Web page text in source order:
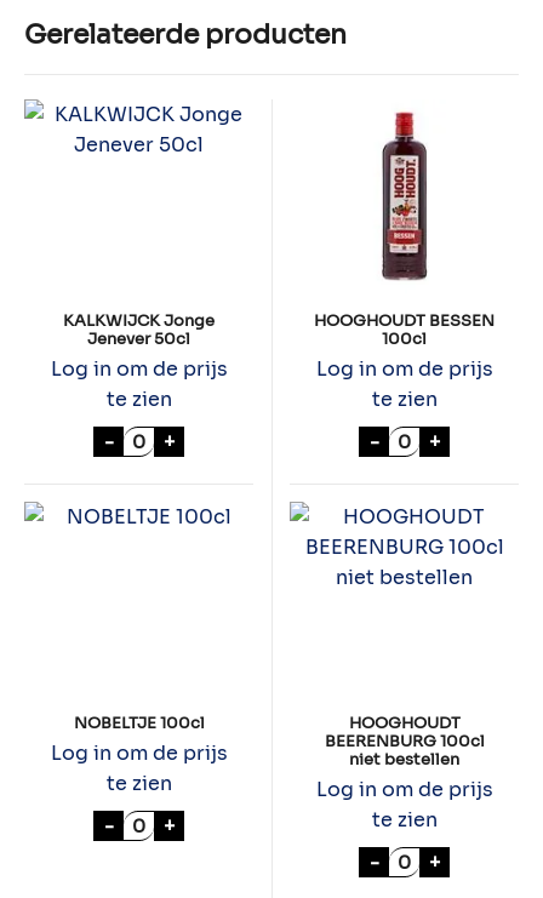
Gerelateerde producten
KALKWIJCK Jonge
Jenever 50cl
Log in om de prijs
te zien
- KALKWIJCK Jonge Jenever 50cl aantal
+
HOOGHOUDT BESSEN
100cl
Log in om de prijs
te zien
- HOOGHOUDT
+
NOBELTJE 100cl
Log in om de prijs
te zien
- NOBELTJE 100cl aantal
+
HOOGHOUDT
BEERENBURG 100cl
niet bestellen
Log in om de prijs
te zien
- HOOGHOUDT
+